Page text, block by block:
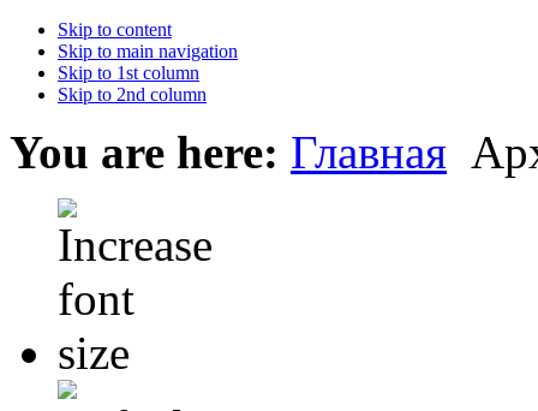
Skip to content
Skip to main navigation
Skip to 1st column
Skip to 2nd column
You are here: Главная